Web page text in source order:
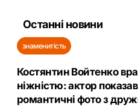
Останні новини
знаменитість
Костянтин Войтенко
ніжністю: актор показав
романтичні фото з